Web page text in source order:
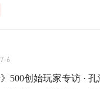
6
》500创始玩家专访 ·